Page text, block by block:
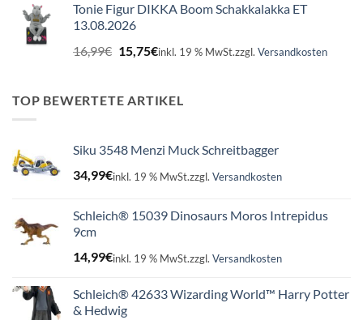
Tonie Figur DIKKA Boom Schakkalakka ET
13.08.2026
16,99€ Ursprünglicher
Preis
16,99€
15,75€Aktueller
15,75€.
inkl. 19 % MwSt.zzgl. Versandkosten
TOP BEWERTETE ARTIKEL
Siku 3548 Menzi Muck Schreitbagger
34,99€inkl. 19 % MwSt.zzgl. Versandkosten
Schleich® 15039 Dinosaurs Moros Intrepidus
9cm
14,99€inkl. 19 % MwSt.zzgl. Versandkosten
Schleich® 42633 Wizarding World™ Harry Potter
& Hedwig